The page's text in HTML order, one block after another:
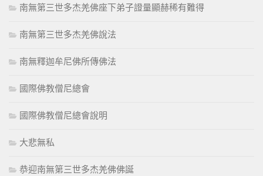
南無第三世多杰羌佛座下弟子證量顯赫稀有難得
南無第三世多杰羌佛說法
南無釋迦牟尼佛所傳佛法
國際佛教僧尼總會
國際佛教僧尼總會說明
大悲無私
恭迎南無第三世多杰羌佛佛誕